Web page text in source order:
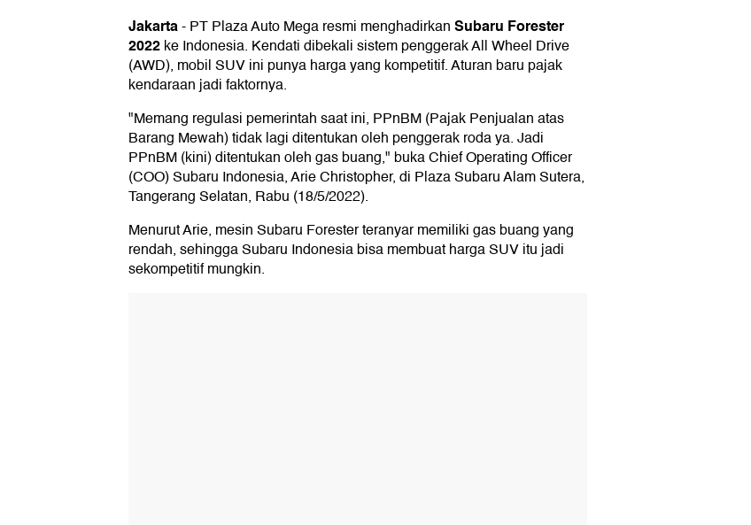
Jakarta-PT Plaza Auto Mega resmi menghadirkanSubaru Forester
2022ke Indonesia. Kendati dibekali sistem penggerak All Wheel Drive
(AWD), mobil SUV ini punya harga yang kompetitif. Aturan baru pajak
kendaraan jadi faktornya.
"Memang regulasi pemerintah saat ini, PPnBM (Pajak Penjualan atas
Barang Mewah) tidak lagi ditentukan oleh penggerak roda ya. Jadi
PPnBM (kini) ditentukan oleh gas buang," buka Chief Operating Officer
(COO) Subaru Indonesia, Arie Christopher, di Plaza Subaru Alam Sutera,
Tangerang Selatan, Rabu (18/5/2022).
Menurut Arie, mesin Subaru Forester teranyar memiliki gas buang yang
rendah, sehingga Subaru Indonesia bisa membuat harga SUV itu jadi
sekompetitif mungkin.